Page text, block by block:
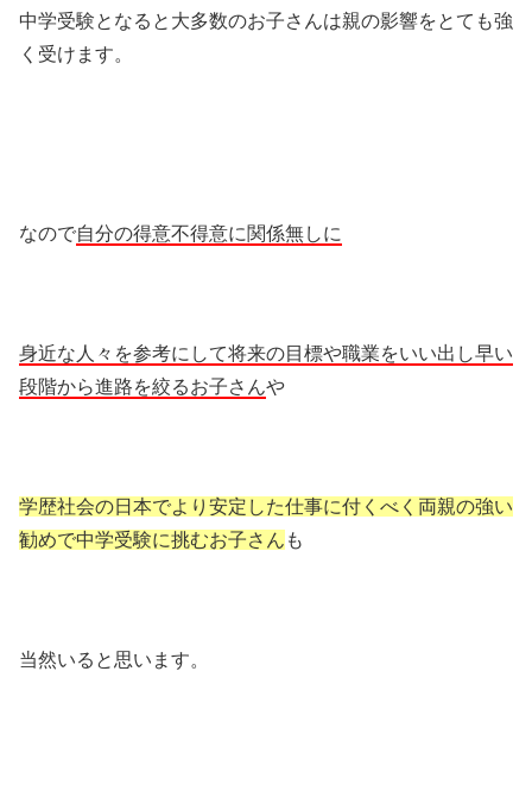
中学受験となると大多数のお子さんは親の影響をとても強
く受けます。
なので自分の得意不得意に関係無しに
身近な人々を参考にして将来の目標や職業をいい出し早い
段階から進路を絞るお子さんや
学歴社会の日本でより安定した仕事に付くべく両親の強い
勧めで中学受験に挑むお子さん も
当然いると思います。